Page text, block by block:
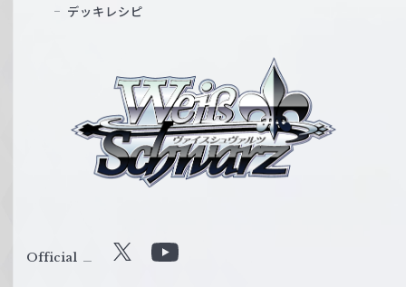
ス
ル
デッキレシピ
Official X